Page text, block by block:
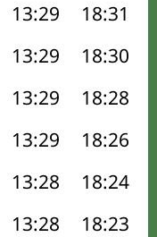
13:29 18:31
13:29 18:30
13:29 18:28
13:29 18:26
13:28 18:24
13:28 18:23